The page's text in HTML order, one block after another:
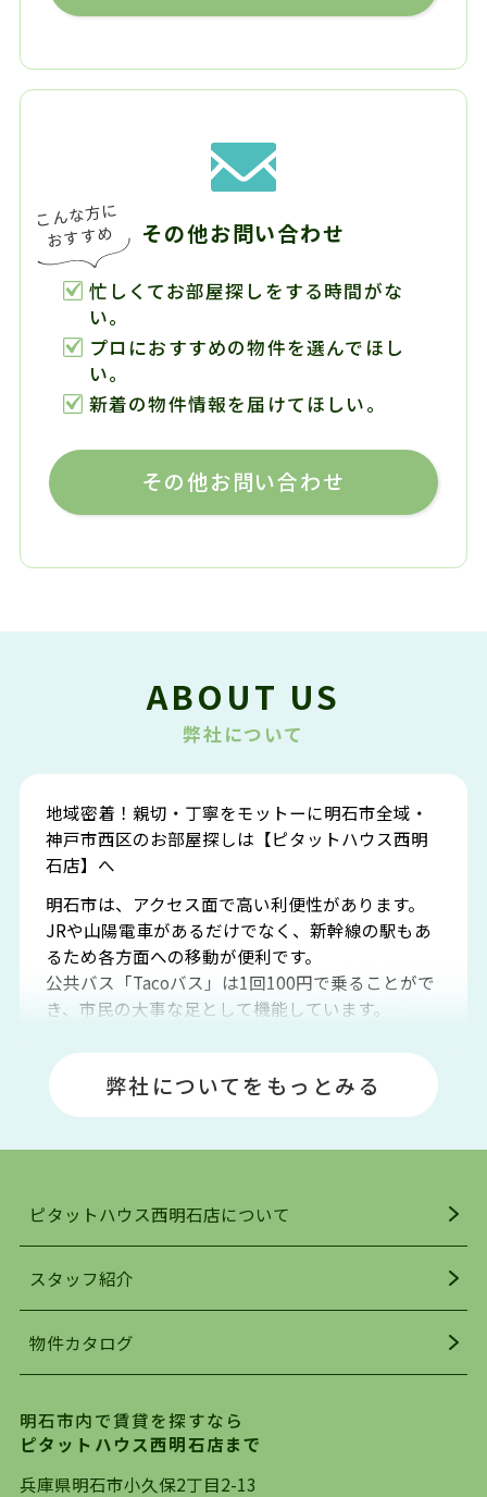
その他お問い合わせ
忙しくてお部屋探しをする時間がな
い。
プロにおすすめの物件を選んでほし
い。
新着の物件情報を届けてほしい。
その他お問い合わせ
ABOUT US
弊社について
地域密着！親切・丁寧をモットーに明石市全域・
神戸市西区のお部屋探しは【ピタットハウス西明
石店】へ
明石市は、アクセス面で高い利便性があります。
JRや山陽電車があるだけでなく、新幹線の駅もあ
るため各方面への移動が便利です。
公共バス「Tacoバス」は1回100円で乗ることがで
き、市民の大事な足として機能しています。
場や釣りスポットが多くあります。JR「大久保
駅」周辺には、ビブレ・イオンをはじめとした買
い物施設も多くあり、買い物にも困りません。
明石駅・西明石駅を中心に、明石市・神戸市西区
でお部屋探している方は、ぜひ当ＨＰにて物件を
お探しになってください。弊社は、スタッフの平
を行っており地域最大級の情報取扱量を誇ってお
ります。店頭で限られた物件をご紹介する、従来
自身でインターネットを利用し、理想のお部屋を
探していただき、選択していただいた物件情報に
対して、専門知識を持ったスタッフがサポートさ
弊社についてをもっとみる
ピタットハウス西明石店について
スタッフ紹介
物件カタログ
明石市内で賃貸を探すなら
ピタットハウス西明石店まで
兵庫県明石市小久保2丁目2-13